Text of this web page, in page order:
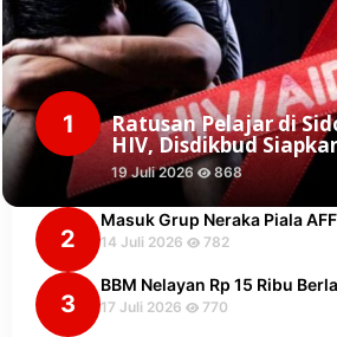
1 Ratusan Pelajar di
HIV, Disdikbud
19 Juli 2026 868
2
Masuk Grup Neraka Piala
14 Juli 2026 782
3
BBM Nelayan Rp 15 Ribu
17 Juli 2026 770